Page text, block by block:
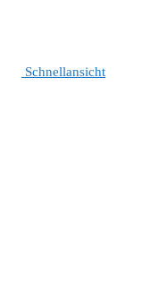
Schnellansicht